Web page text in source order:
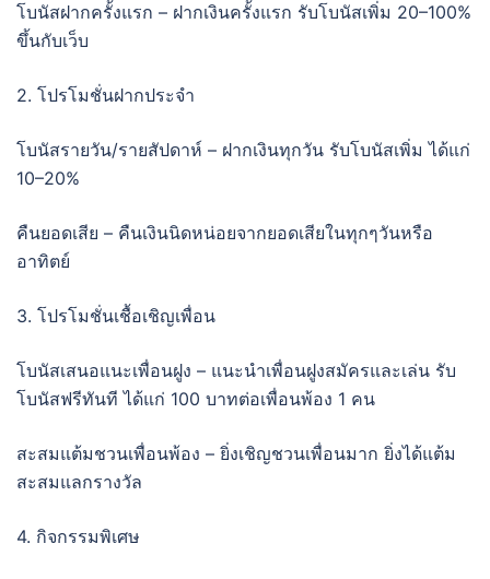
โบนัสฝากครั้งแรก – ฝากเงินครั้งแรก รับโบนัสเพิ่ม 20–100%
ขึ้นกับเว็บ
2. โปรโมชั่นฝากประจำ
โบนัสรายวัน/รายสัปดาห์ – ฝากเงินทุกวัน รับโบนัสเพิ่ม ได้แก่
10–20%
คืนยอดเสีย – คืนเงินนิดหน่อยจากยอดเสียในทุกๆวันหรือ
อาทิตย์
3. โปรโมชั่นเชื้อเชิญเพื่อน
โบนัสเสนอแนะเพื่อนฝูง – แนะนำเพื่อนฝูงสมัครและเล่น รับ
โบนัสฟรีทันที ได้แก่ 100 บาทต่อเพื่อนพ้อง 1 คน
สะสมแต้มชวนเพื่อนพ้อง – ยิ่งเชิญชวนเพื่อนมาก ยิ่งได้แต้ม
สะสมแลกรางวัล
4. กิจกรรมพิเศษ